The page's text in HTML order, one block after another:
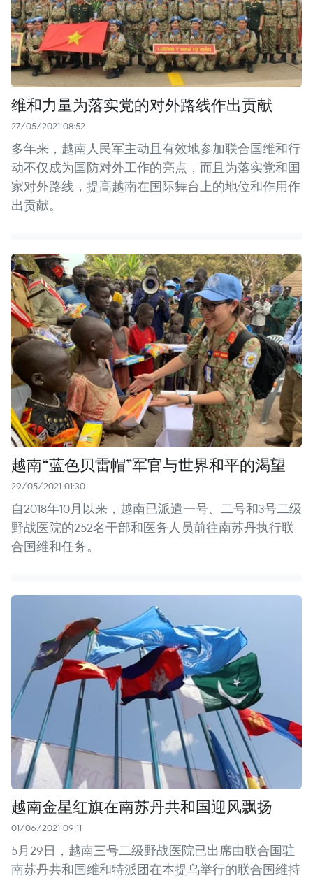
维和力量为落实党的对外路线作出贡献
27/05/2021 08:52
多年来，越南人民军主动且有效地参加联合国维和行
动不仅成为国防对外工作的亮点，而且为落实党和国
家对外路线，提高越南在国际舞台上的地位和作用作
出贡献。
越南“蓝色贝雷帽”军官与世界和平的渴望
29/05/2021 01:30
自2018年10月以来，越南已派遣一号、二号和3号二级
野战医院的252名干部和医务人员前往南苏丹执行联
合国维和任务。
越南金星红旗在南苏丹共和国迎风飘扬
01/06/2021 09:11
5月29日，越南三号二级野战医院已出席由联合国驻
南苏丹共和国维和特派团在本提乌举行的联合国维持